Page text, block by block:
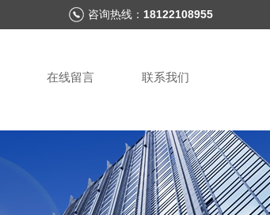
咨询热线： 18122108955
在线留言 联系我们